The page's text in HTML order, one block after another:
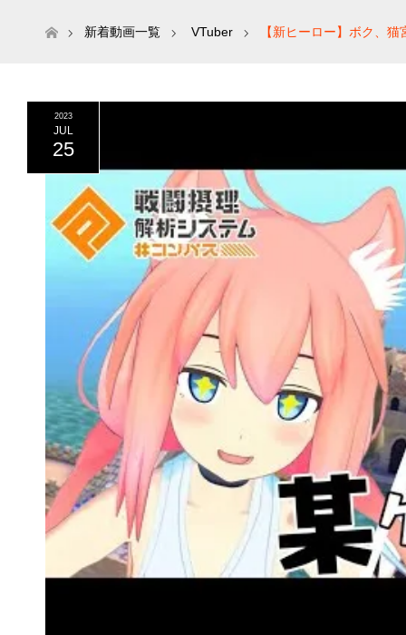
ホーム新着動画一覧 VTuber 【新ヒーロー】ボク、
2023
JUL
25